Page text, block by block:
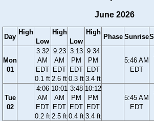
June 2026
Day
High
Low
High
Low
High
Phase Sunrise
Mon
01
3:32
AM
EDT
0.1 ft
9:23
AM
EDT
2.6 ft
3:13
PM
EDT
0.3 ft
9:34
PM
EDT
3.4 ft
5:46 AM
EDT
Tue
02
4:06
AM
EDT
0.2 ft
10:01
AM
EDT
2.5 ft
3:48
PM
EDT
0.4 ft
10:12
PM
EDT
3.4 ft
5:45 AM
EDT